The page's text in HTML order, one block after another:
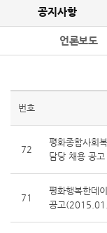
공지사항
언론보도
번호
72
평화종합사회
담당 채용 공고
71
평화행복한데
공고